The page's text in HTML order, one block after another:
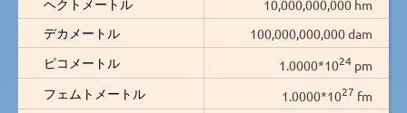
ヘクトメートル
10,000,000,000 hm
デカメートル
100,000,000,000 dam
ピコメートル
1.0000*1024 pm
フェムトメートル
1.0000*1027 fm